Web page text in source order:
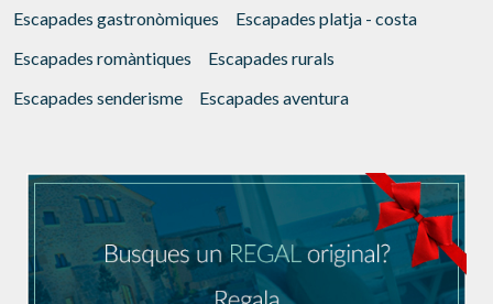
Escapades gastronòmiques
Escapades platja - costa
Escapades romàntiques
Escapades rurals
Escapades senderisme
Escapades aventura